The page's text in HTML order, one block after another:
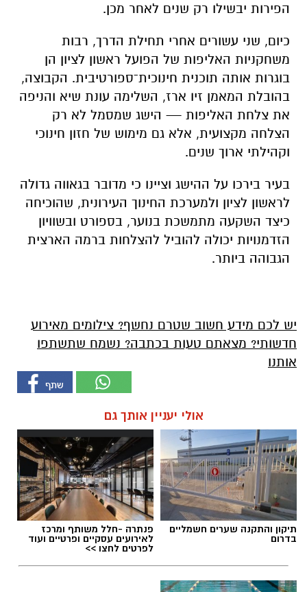
הפירות יבשילו רק שנים לאחר מכן.
כיום, שני עשורים אחרי תחילת הדרך, רבות
משחקניות האליפות של הפועל ראשון לציון הן
בוגרות אותה תוכנית חינוכית־ספורטיבית. הקבוצה,
בהובלת המאמן זיו ארז, השלימה עונת שיא והניפה
את צלחת האליפות — הישג שמסמל לא רק
הצלחה מקצועית, אלא גם מימוש של חזון חינוכי
וקהילתי ארוך שנים.
בעיר בירכו על ההישג וציינו כי מדובר בגאווה גדולה
לראשון לציון ולמערכת החינוך העירונית, שהוכיחה
כיצד השקעה מתמשכת בנוער, בספורט ובשוויון
הזדמנויות יכולה להוביל להצלחות ברמה הארצית
הגבוהה ביותר.
יש לכם מידע חשוב שטרם נחשף? צילומים מאירוע
חדשותי? מצאתם טעות בכתבה? נשמח שתשתפו
אותנו
אולי יעניין אותך גם
תיקון והתקנה שערים חשמליים
בדרום
פנתרה -חלל משותף ומרכז
לאירועים עסקיים ופרטיים ועוד
לפרטים לחצו >>